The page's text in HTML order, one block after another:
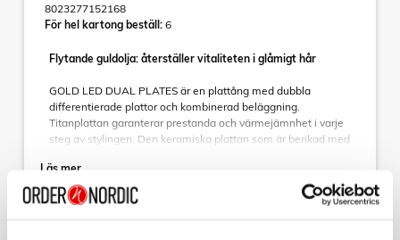
8023277152168
För hel kartong beställ: 6
Flytande guldolja: återställer vitaliteten i glåmigt hår
GOLD LED DUAL PLATES är en plattång med dubbla
differentierade plattor och kombinerad beläggning.
Titanplattan garanterar prestanda och värmejämnhet i varje
steg av stylingen. Den keramiska plattan som är berikad med
på håret. Flytande guldolja med sina utmärkta kosmetiska
egenskaper återställer glans och liv till torrt tråkigt hår. Den
flytande oljebeläggningen är därför idealisk för skadat hår
och ger håret lätthet och silkeslenhet. Hårets nagelband
Läs mer